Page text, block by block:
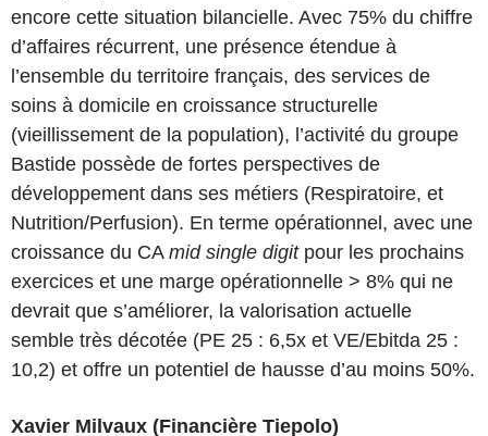
encore cette situation bilancielle. Avec 75% du chiffre
d’affaires récurrent, une présence étendue à
l’ensemble du territoire français, des services de
soins à domicile en croissance structurelle
(vieillissement de la population), l’activité du groupe
Bastide possède de fortes perspectives de
développement dans ses métiers (Respiratoire, et
Nutrition/Perfusion). En terme opérationnel, avec une
croissance du CA mid single digitpour les prochains
exercices et une marge opérationnelle > 8% qui ne
devrait que s’améliorer, la valorisation actuelle
semble très décotée (PE 25 : 6,5x et VE/Ebitda 25 :
10,2) et offre un potentiel de hausse d’au moins 50%.
Xavier Milvaux (Financière Tiepolo)